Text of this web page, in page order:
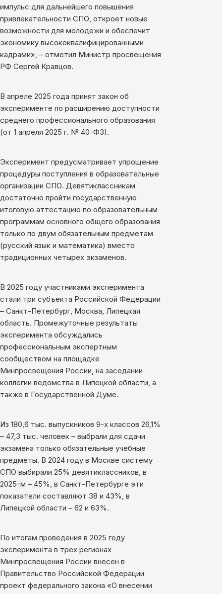
импульс для дальнейшего повышения
привлекательности СПО, откроет новые
возможности для молодежи и обеспечит
экономику высококвалифицированными
кадрами», – отметил Министр просвещения
РФ Сергей Кравцов.
В апреле 2025 года принят закон об
эксперименте по расширению доступности
среднего профессионального образования
(от 1 апреля 2025 г. № 40-Ф3).
Эксперимент предусматривает упрощение
процедуры поступления в образовательные
организации СПО. Девятиклассникам
достаточно пройти государственную
итоговую аттестацию по образовательным
программам основного общего образования
только по двум обязательным предметам
(русский язык и математика) вместо
традиционных четырех экзаменов.
В 2025 году участниками эксперимента
стали три субъекта Российской Федерации
– Санкт-Петербург, Москва, Липецкая
область. Промежуточные результаты
эксперимента обсуждались
профессиональным экспертным
сообществом на площадке
Минпросвещения России, на заседании
коллегии ведомства в Липецкой области, а
также в Государственной Думе.
Из 180,6 тыс. выпускников 9-х классов 26,1%
– 47,3 тыс. человек – выбрали для сдачи
экзамена только обязательные учебные
предметы. В 2024 году в Москве систему
СПО выбирали 25% девятиклассников, в
2025-м – 45%, в Санкт-Петербурге эти
показатели составляют 38 и 43%, в
Липецкой области – 62 и 63%.
По итогам проведения в 2025 году
эксперимента в трех регионах
Минпросвещения России внесен в
Правительство Российской Федерации
проект федерального закона «О внесении